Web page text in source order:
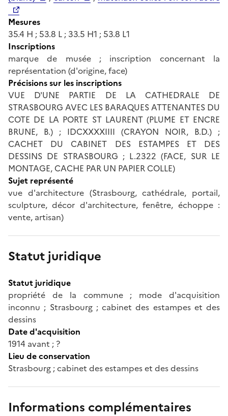
Mesures
35.4 H ; 53.8 L ; 33.5 H1 ; 53.8 L1
Inscriptions
marque de musée ; inscription concernant la
représentation (d'origine, face)
Précisions sur les inscriptions
VUE D'UNE PARTIE DE LA CATHEDRALE DE
STRASBOURG AVEC LES BARAQUES ATTENANTES DU
COTE DE LA PORTE ST LAURENT (PLUME ET ENCRE
BRUNE, B.) ; IDCXXXXIIII (CRAYON NOIR, B.D.) ;
CACHET DU CABINET DES ESTAMPES ET DES
DESSINS DE STRASBOURG ; L.2322 (FACE, SUR LE
MONTAGE, CACHE PAR UN PAPIER COLLE)
Sujet représenté
vue d'architecture (Strasbourg, cathédrale, portail,
sculpture, décor d'architecture, fenêtre, échoppe :
vente, artisan)
Statut juridique
Statut juridique
propriété de la commune ; mode d'acquisition
inconnu ; Strasbourg ; cabinet des estampes et des
dessins
Date d'acquisition
1914 avant ; ?
Lieu de conservation
Strasbourg ; cabinet des estampes et des dessins
Informations complémentaires